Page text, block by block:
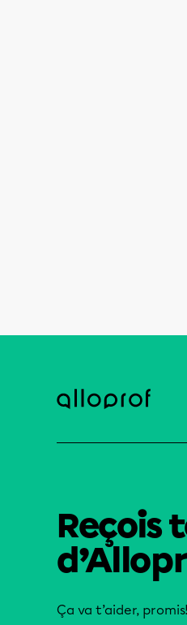
Reçois
Ça va t’aider, promis!